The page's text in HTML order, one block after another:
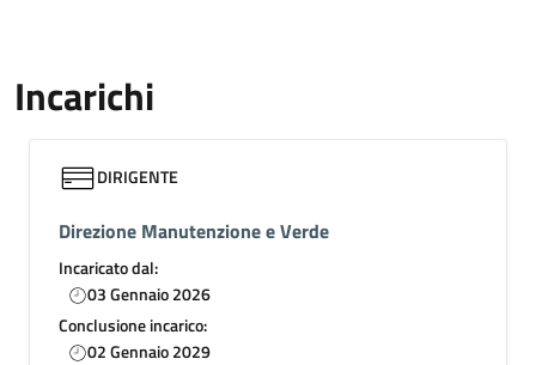
Incarichi
DIRIGENTE
Direzione Manutenzione e Verde
Incaricato dal:
03 Gennaio 2026
Conclusione incarico:
02 Gennaio 2029